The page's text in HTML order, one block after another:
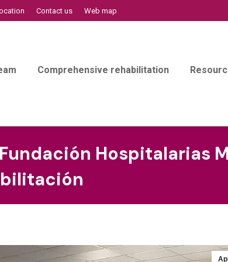
Contact us Web map
Comprehensive rehabilitation
Hospitalarias